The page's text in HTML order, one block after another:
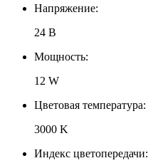
Напряжение:
24 В
Мощность:
12 W
Цветовая температура:
3000 K
Индекс цветопередачи: